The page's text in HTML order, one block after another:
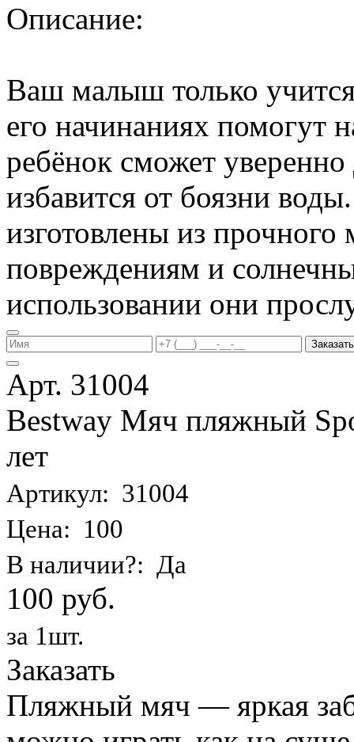
Описание:
Ваш малыш только
его начинаниях помогут
ребёнок сможет
избавится от боязни
изготовлены из
повреждениям и
использовании они
Заказать
Арт. 31004
Bestway Мяч пляжный
лет
Артикул: 31004
Цена: 100
В наличии?: Да
100 руб.
за 1шт.
Заказать
Пляжный мяч — яркая